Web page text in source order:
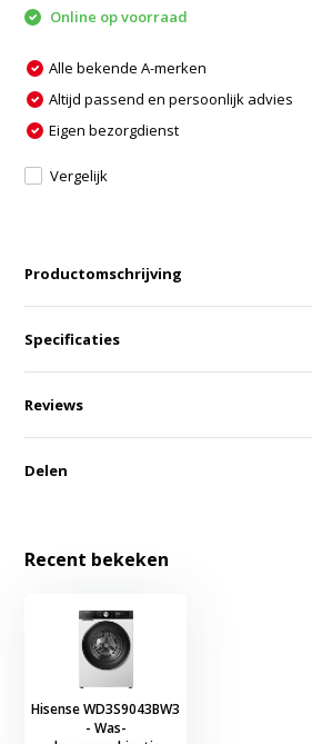
Online op voorraad
Alle bekende A-merken
Altijd passend en persoonlijk advies
Eigen bezorgdienst
Vergelijk
Productomschrijving
Specificaties
Reviews
Delen
Recent bekeken
Hisense WD3S9043BW3
- Was-